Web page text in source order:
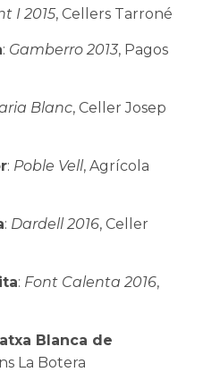
I 2015, Cellers Tarroné
: Gamberro 2013, Pagos
Blanc, Celler Josep
: Poble Vell, Agrícola
: Dardell 2016, Celler
: Font Calenta 2016,
Blanca de
La Botera